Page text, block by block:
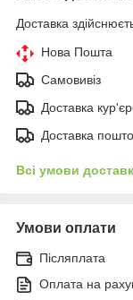
Доставка
Нова Пошта
Самовивіз
Доставка
Доставка
Всі умови
Умови оплати
Післяплата
Оплата на